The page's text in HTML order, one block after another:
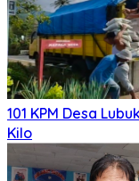
101 KPM Desa
Kilo